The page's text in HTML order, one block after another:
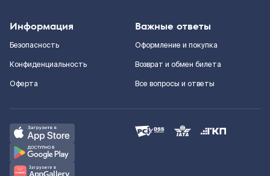
Информация
Безопасность
Конфиденциальность
Оферта
Важные ответы
Оформление и покупка
Возврат и обмен билета
Все вопросы и ответы